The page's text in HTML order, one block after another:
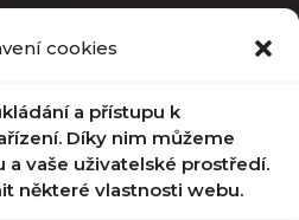
cookies
a přístupu k
Díky nim můžeme
vaše uživatelské prostředí.
některé vlastnosti webu.
227